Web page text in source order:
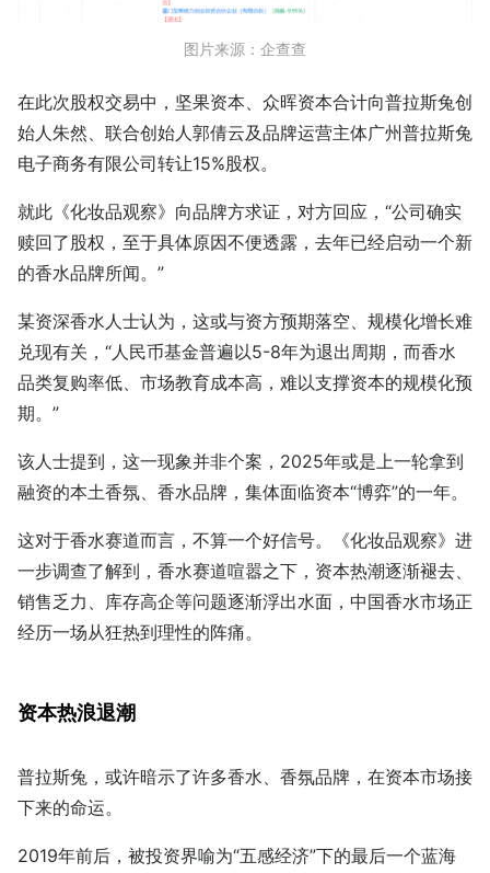
图片来源：企查查
在此次股权交易中，坚果资本、众晖资本合计向普拉斯兔创
始人朱然、联合创始人郭倩云及品牌运营主体广州普拉斯兔
电子商务有限公司转让15%股权。
就此《化妆品观察》向品牌方求证，对方回应，“公司确实
赎回了股权，至于具体原因不便透露，去年已经启动一个新
的香水品牌所闻。”
某资深香水人士认为，这或与资方预期落空、规模化增长难
兑现有关，“人民币基金普遍以5-8年为退出周期，而香水
品类复购率低、市场教育成本高，难以支撑资本的规模化预
期。”
该人士提到，这一现象并非个案，2025年或是上一轮拿到
融资的本土香氛、香水品牌，集体面临资本“博弈”的一年。
这对于香水赛道而言，不算一个好信号。《化妆品观察》进
一步调查了解到，香水赛道喧嚣之下，资本热潮逐渐褪去、
销售乏力、库存高企等问题逐渐浮出水面，中国香水市场正
经历一场从狂热到理性的阵痛。
资本热浪退潮
普拉斯兔，或许暗示了许多香水、香氛品牌，在资本市场接
下来的命运。
2019年前后，被投资界喻为“五感经济”下的最后一个蓝海